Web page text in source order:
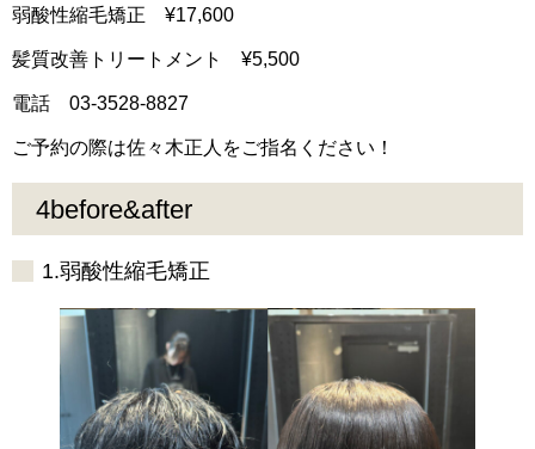
弱酸性縮毛矯正 ¥17,600
髪質改善トリートメント ¥5,500
電話 03-3528-8827
ご予約の際は佐々木正人をご指名ください！
4before&after
1.弱酸性縮毛矯正